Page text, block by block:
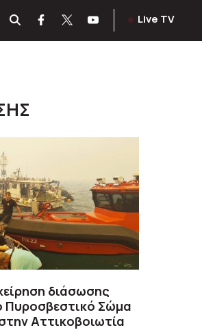
Live TV
διάσωσης
Πυροσβεστικό Σώμα
Αττικοβοιωτία